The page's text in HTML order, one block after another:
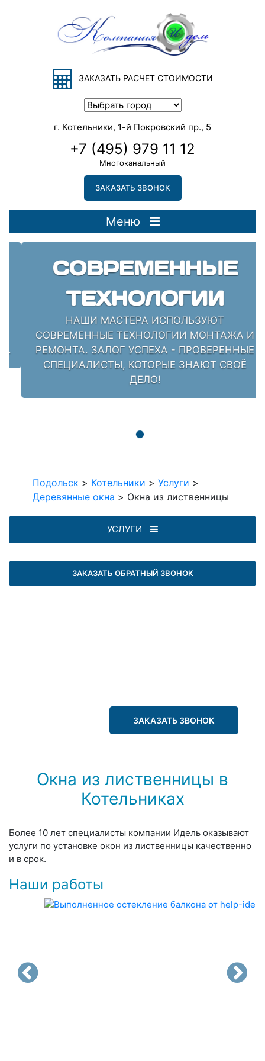
ЗАКАЗАТЬ РАСЧЕТ СТОИМОСТИ
г. Котельники, 1-й Покровский пр., 5
+7 (495) 979 11 12
Многоканальный
ЗАКАЗАТЬ ЗВОНОК
Меню
СОВРЕМЕННЫЕ
ТЕХНОЛОГИИ
НАШИ МАСТЕРА ИСПОЛЬЗУЮТ
СОВРЕМЕННЫЕ ТЕХНОЛОГИИ МОНТАЖА И
РЕМОНТА. ЗАЛОГ УСПЕХА - ПРОВЕРЕННЫЕ
СПЕЦИАЛИСТЫ, КОТОРЫЕ ЗНАЮТ СВОЁ
ДЕЛО!
Подольск > Котельники > Услуги >
Деревянные окна > Окна из лиственницы
УСЛУГИ
ЗАКАЗАТЬ ОБРАТНЫЙ ЗВОНОК
ЗАКАЗАТЬ ЗВОНОК
Окна из лиственницы в
Котельниках
Более 10 лет специалисты компании Идель оказывают
услуги по установке окон из лиственницы качественно
и в срок.
Наши работы